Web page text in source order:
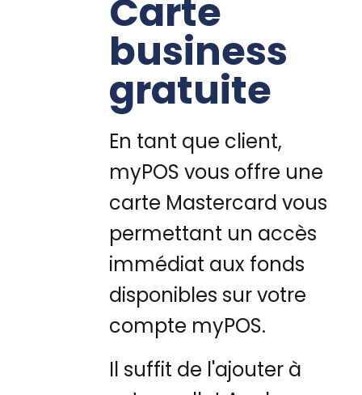
Carte
business
gratuite
En tant que client,
myPOS vous offre une
carte Mastercard vous
permettant un accès
immédiat aux fonds
disponibles sur votre
compte myPOS.
Il suffit de l'ajouter à